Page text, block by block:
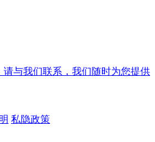
与我们联系，我们随时为您提供
私隐政策